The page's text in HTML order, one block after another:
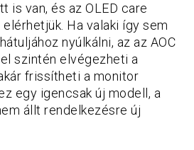
is van, és az OLED care
Ha valaki így sem
nyúlkálni, az az AOC
szintén elvégezheti a
frissítheti a monitor
egy igencsak új modell, a
állt rendelkezésre új